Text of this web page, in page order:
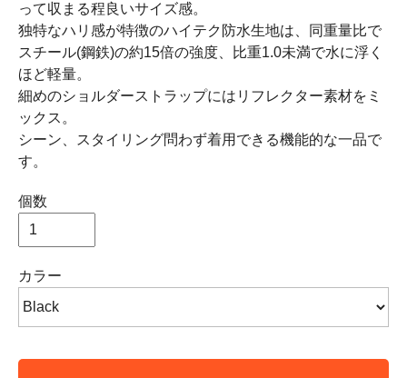
って収まる程良いサイズ感。
独特なハリ感が特徴のハイテク防水生地は、同重量比で
スチール(鋼鉄)の約15倍の強度、比重1.0未満で水に浮く
ほど軽量。
細めのショルダーストラップにはリフレクター素材をミ
ックス。
シーン、スタイリング問わず着用できる機能的な一品で
す。
個数
カラー